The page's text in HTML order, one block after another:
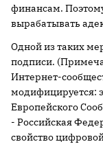
финансам.
вырабатывать
Одной из таких
подписи.
Интернет-
модифицируется:
Европейского
- Российская
свойство